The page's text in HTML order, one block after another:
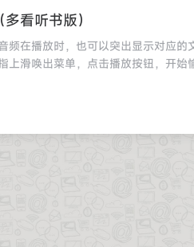
用户提供良好的中文阅读产品为己任
体验。适合机型： Android 4.1+格式
付宝支付排版效果：优雅的中文排
数百万册图书搜索书籍匹配：独有的
、快捷书签，考虑到您阅读的每个细
距随心搭配、尽享DIY；海量字体，
看听书版）
频在播放时，也可以突出显示对应的
上滑唤出菜单，点击播放按钮，开始
什译本在历史上曾出现过稍有不同
进行了对勘。音频采用王菲《爱笑的